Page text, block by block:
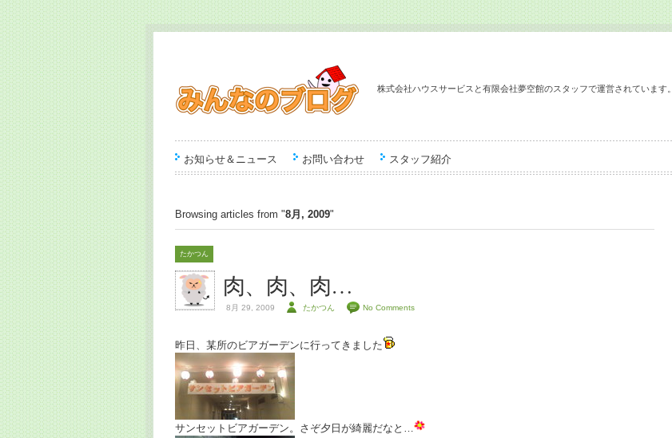
株式会社ハウスサービスと有限会社夢空館のスタッフで運営されています。
お知らせ＆ニュース お問い合わせ スタッフ紹介
Browsing articles from "8月, 2009"
たかつん
肉、肉、肉…
8月 29, 2009 たかつん No Comments
昨日、某所のビアガーデンに行ってきました
サンセットビアガーデン。さぞ夕日が綺麗だなと…